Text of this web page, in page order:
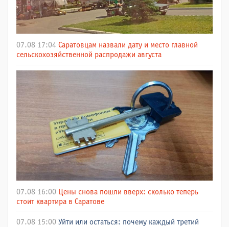
07.08 17:04 Саратовцам назвали дату и место главной
сельскохозяйственной распродажи августа
07.08 16:00 Цены снова пошли вверх: сколько теперь
стоит квартира в Саратове
07.08 15:00 Уйти или остаться: почему каждый третий